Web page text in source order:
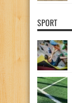
SPORT